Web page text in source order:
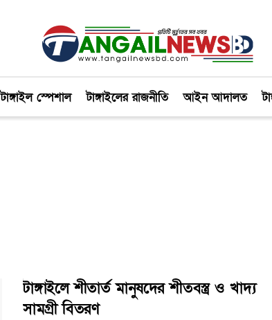
টাঙ্গাইল স্পেশাল টাঙ্গাইলের রাজনীতি আইন আদালত
টাঙ্গাইলে শীতার্ত মানুষদের শীতবস্ত্র ও খাদ্য
সামগ্রী বিতরণ